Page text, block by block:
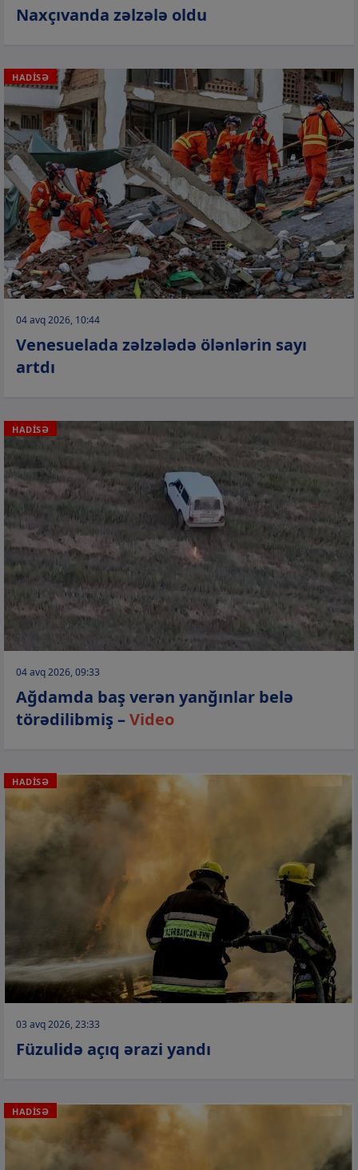
Naxçıvanda zəlzələ oldu
HADİSƏ
04 avq 2026, 10:44
Venesuelada zəlzələdə ölənlərin sayı
artdı
HADİSƏ
04 avq 2026, 09:33
Ağdamda baş verən yanğınlar belə
törədilibmiş –Video
HADİSƏ
03 avq 2026, 23:33
Füzulidə açıq ərazi yandı
HADİSƏ